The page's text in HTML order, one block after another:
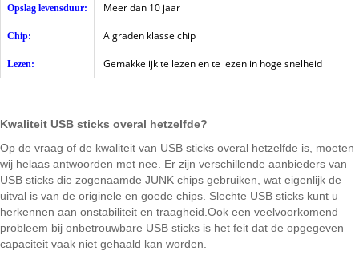
Opslag levensduur: Meer dan 10 jaar
Chip: A graden klasse chip
Lezen: Gemakkelijk te lezen en te lezen in hoge snelheid
Kwaliteit USB sticks overal hetzelfde?
Op de vraag of de kwaliteit van USB sticks overal hetzelfde is, moeten
wij helaas antwoorden met nee. Er zijn verschillende aanbieders van
USB sticks die zogenaamde JUNK chips gebruiken, wat eigenlijk de
uitval is van de originele en goede chips. Slechte USB sticks kunt u
herkennen aan onstabiliteit en traagheid.Ook een veelvoorkomend
probleem bij onbetrouwbare USB sticks is het feit dat de opgegeven
capaciteit vaak niet gehaald kan worden.